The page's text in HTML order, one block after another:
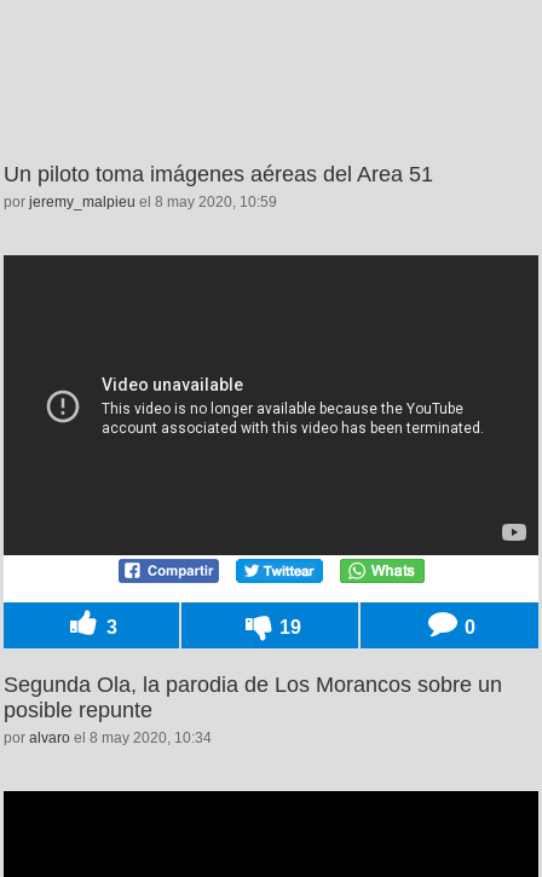
Un piloto toma imágenes aéreas del Area 51
por jeremy_malpieu el 8 may 2020, 10:59
3 19 0
Segunda Ola, la parodia de Los Morancos sobre un
posible repunte
por alvaro el 8 may 2020, 10:34